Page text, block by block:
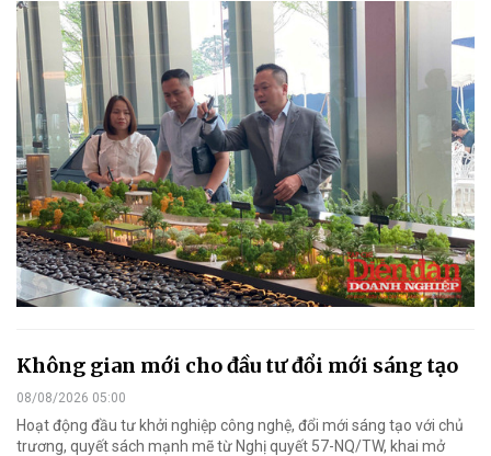
Không gian mới cho đầu tư đổi mới sáng tạo
08/08/2026 05:00
Hoạt động đầu tư khởi nghiệp công nghệ, đổi mới sáng tạo với chủ
trương, quyết sách mạnh mẽ từ Nghị quyết 57-NQ/TW, khai mở